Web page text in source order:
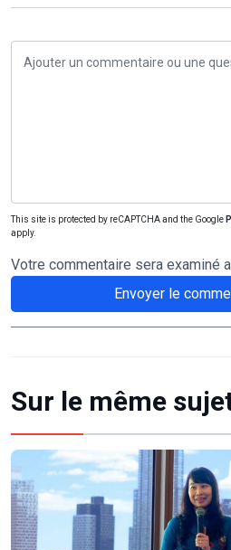
This site is protected by reCAPTCHA and the Google
apply.
Votre commentaire sera examiné
Envoyer le
Sur le même